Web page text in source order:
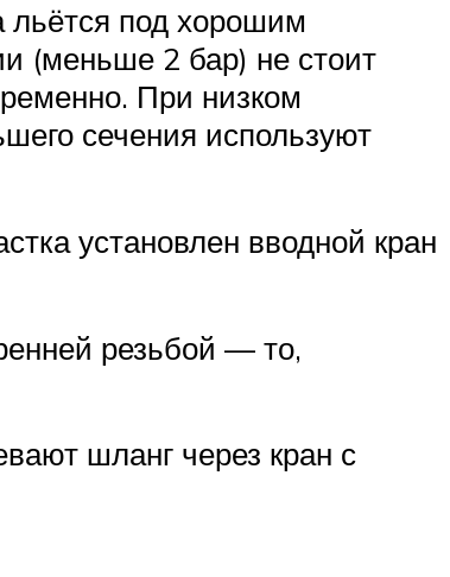
льётся под хорошим
(меньше 2 бар) не стоит
При низком
сечения используют
установлен вводной кран
резьбой — то,
шланг через кран с